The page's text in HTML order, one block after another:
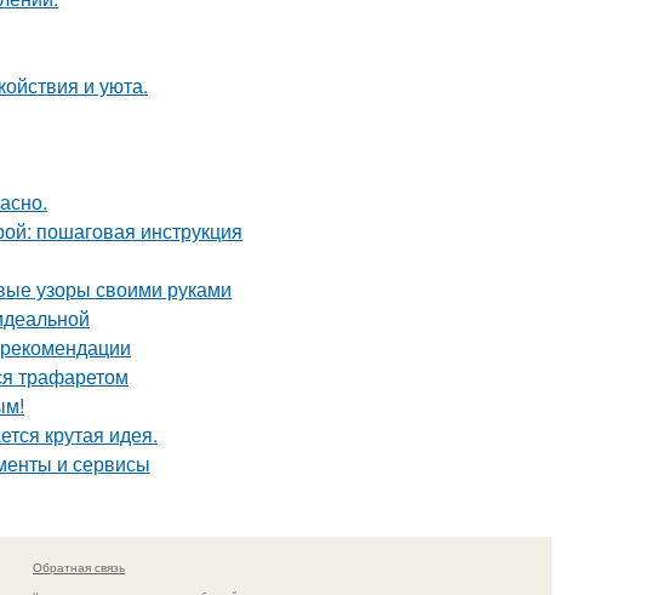
и уюта.
пошаговая инструкция
узоры своими руками
трафаретом
крутая идея.
и сервисы
Обратная связь